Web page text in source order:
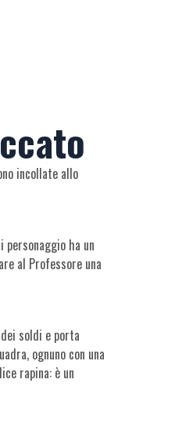
incollate allo
ha un
al Professore una
soldi e porta
ognuno con una
rapina: è un